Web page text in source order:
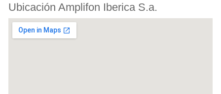
Ubicación Amplifon Iberica S.a.